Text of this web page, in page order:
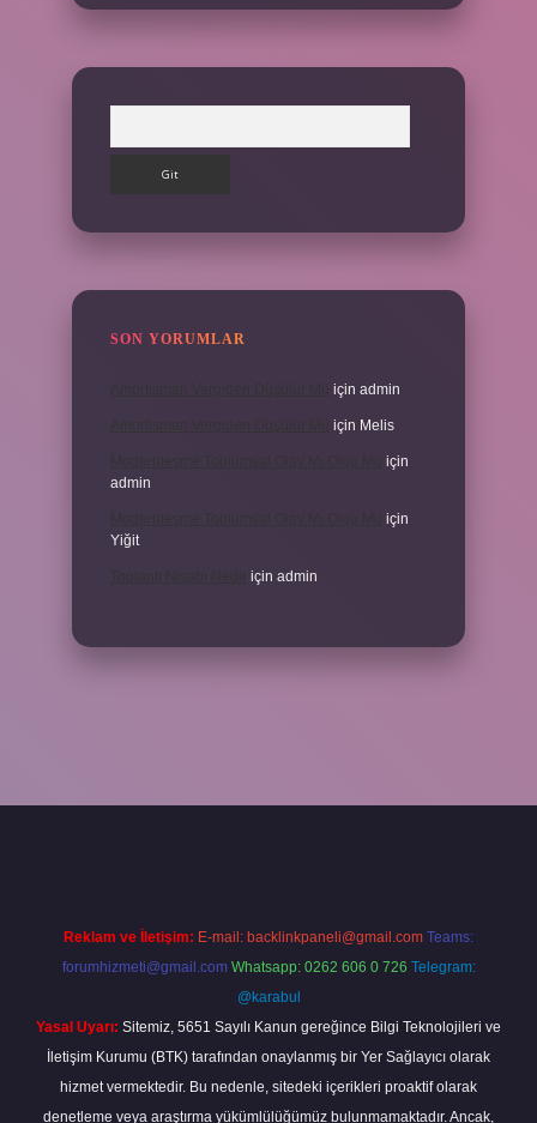
SON YORUMLAR
için admin
için Melis
için
admin
için
Yiğit
için admin
Reklam ve İletişim: E-mail: backlinkpaneli@gmail.com Teams:
forumhizmeti@gmail.com Whatsapp: 0262 606 0 726 Telegram:
@karabul
Yasal Uyarı: Sitemiz, 5651 Sayılı Kanun gereğince Bilgi Teknolojileri ve
İletişim Kurumu (BTK) tarafından onaylanmış bir Yer Sağlayıcı olarak
hizmet vermektedir. Bu nedenle, sitedeki içerikleri proaktif olarak
denetleme veya araştırma yükümlülüğümüz bulunmamaktadır. Ancak,